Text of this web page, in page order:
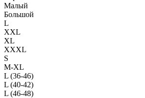
Малый
Большой
L
XXL
XL
XXXL
S
M-XL
L (36-46)
L (40-42)
L (46-48)